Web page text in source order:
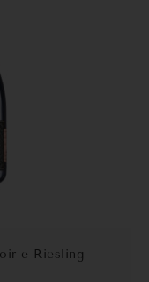
e Riesling